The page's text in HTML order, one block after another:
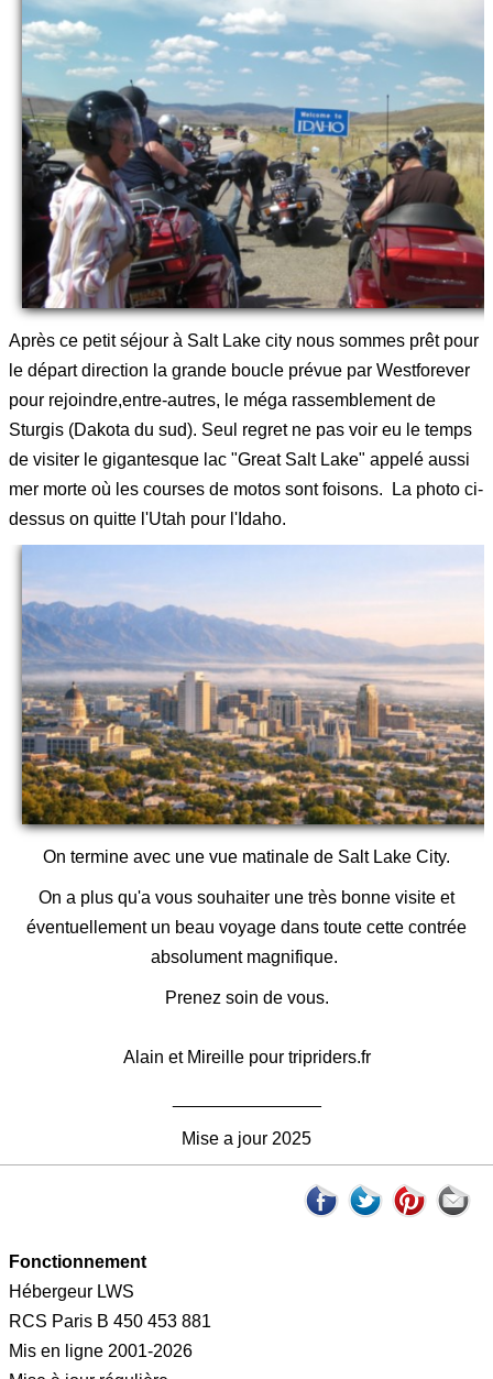
Après ce petit séjour à Salt Lake city nous sommes prêt pour
le départ direction la grande boucle prévue par Westforever
pour rejoindre,entre-autres, le méga rassemblement de
Sturgis (Dakota du sud). Seul regret ne pas voir eu le temps
de visiter le gigantesque lac "Great Salt Lake" appelé aussi
mer morte où les courses de motos sont foisons. La photo ci-
dessus on quitte l'Utah pour l'Idaho.
On termine avec une vue matinale de Salt Lake City.
On a plus qu'a vous souhaiter une très bonne visite et
éventuellement un beau voyage dans toute cette contrée
absolument magnifique.
Prenez soin de vous.
Alain et Mireille pour tripriders.fr
Mise a jour 2025
Fonctionnement
Hébergeur LWS
RCS Paris B 450 453 881
Mis en ligne 2001-2026